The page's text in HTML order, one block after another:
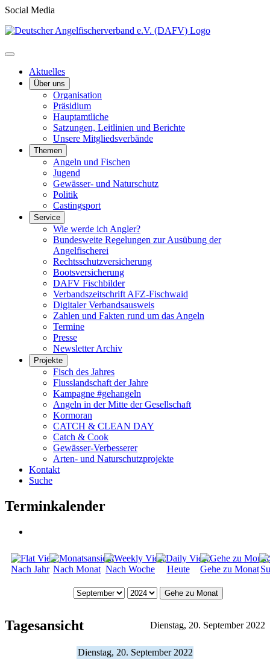
Social Media
Aktuelles
Über uns
Organisation
Präsidium
Hauptamtliche
Satzungen, Leitlinien und Berichte
Unsere Mitgliedsverbände
Themen
Angeln und Fischen
Jugend
Gewässer- und Naturschutz
Politik
Castingsport
Service
Wie werde ich Angler?
Bundesweite Regelungen zur Ausübung der
Angelfischerei
Rechtsschutzversicherung
Bootsversicherung
DAFV Fischbilder
Verbandszeitschrift AFZ-Fischwaid
Digitaler Verbandsausweis
Zahlen und Fakten rund um das Angeln
Termine
Presse
Newsletter Archiv
Projekte
Fisch des Jahres
Flusslandschaft der Jahre
Kampagne #gehangeln
Angeln in der Mitte der Gesellschaft
Kormoran
CATCH & CLEAN DAY
Catch & Cook
Gewässer-Verbesserer
Arten- und Naturschutzprojekte
Kontakt
Suche
Terminkalender
Nach Jahr Nach Monat Nach Woche Heute Gehe zu Monat
Gehe zu Monat
Tagesansicht Dienstag, 20. September 2022
Dienstag, 20. September 2022